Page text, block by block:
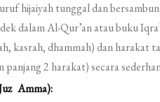
hijaiyah tunggal dan
dalam Al-Qur’an atau buku
kasrah, dhammah) dan harakat
panjang 2 harakat) secara
Amma):